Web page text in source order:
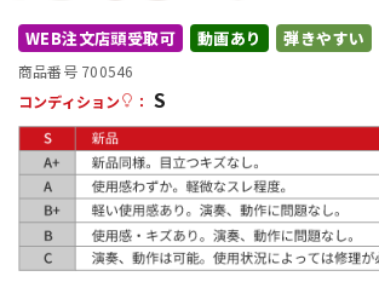
配信/ライブ機器
中古
WEB注文店頭受取可 動画あり 弾きやすい
商品番号 700546
コンディション
： S